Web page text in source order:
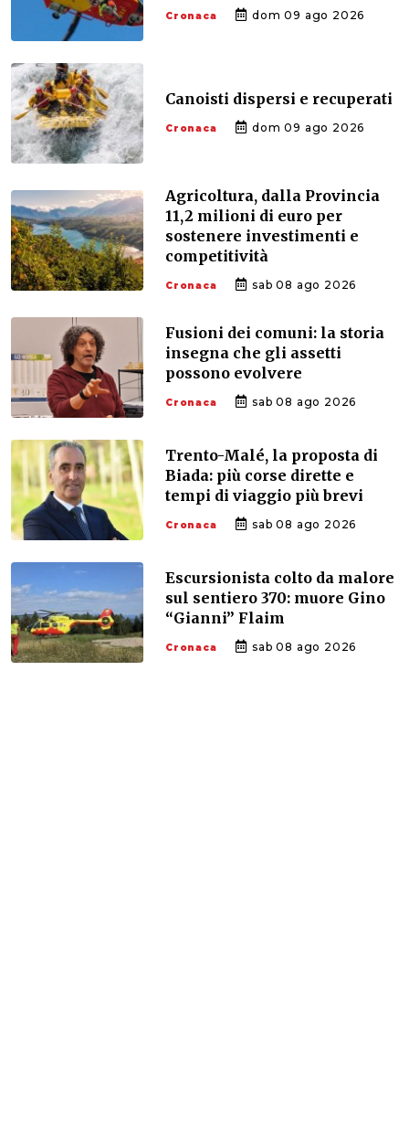
Cronaca dom 09 ago 2026
Canoisti dispersi e recuperati
Cronaca dom 09 ago 2026
Agricoltura, dalla Provincia
11,2 milioni di euro per
sostenere investimenti e
competitività
Cronaca sab 08 ago 2026
Fusioni dei comuni: la storia
insegna che gli assetti
possono evolvere
Cronaca sab 08 ago 2026
Trento-Malé, la proposta di
Biada: più corse dirette e
tempi di viaggio più brevi
Cronaca sab 08 ago 2026
Escursionista colto da malore
sul sentiero 370: muore Gino
“Gianni” Flaim
Cronaca sab 08 ago 2026